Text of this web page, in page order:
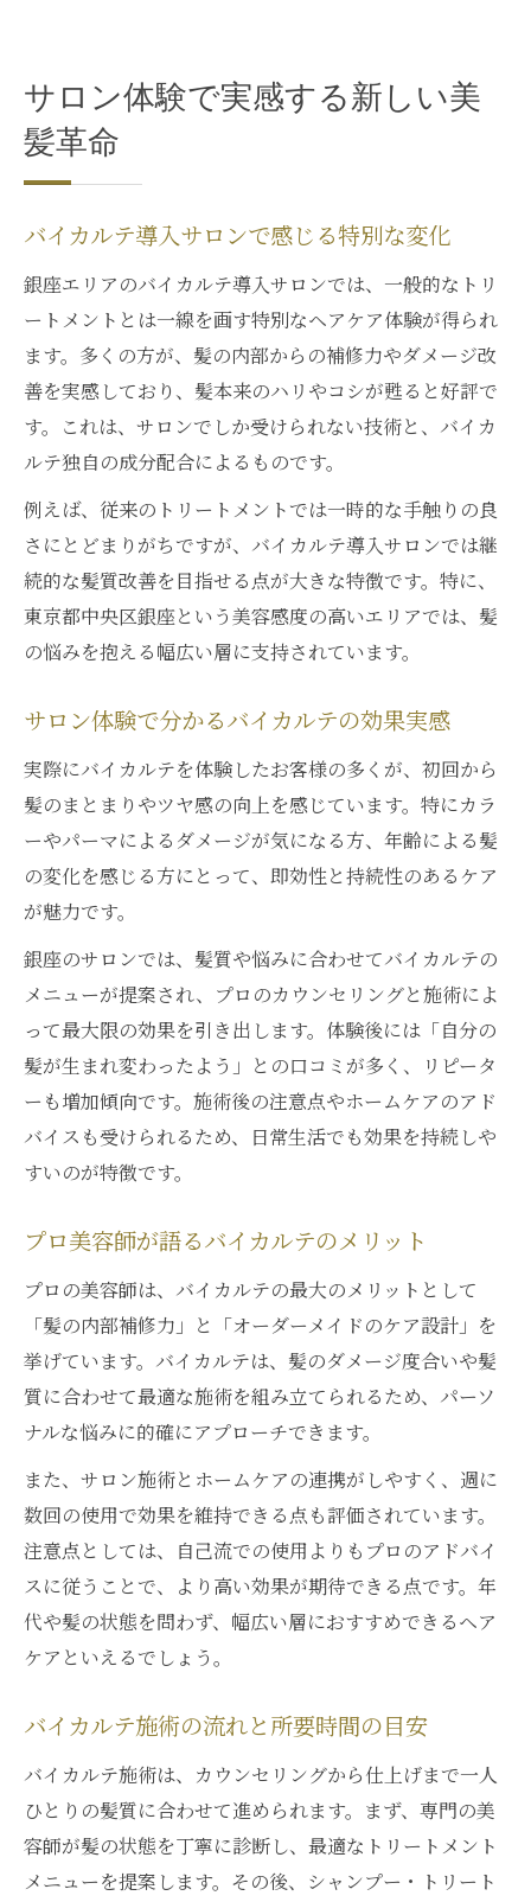
サロン体験で実感する新しい美
髪革命
バイカルテ導入サロンで感じる特別な変化
銀座エリアのバイカルテ導入サロンでは、一般的なトリ
ートメントとは一線を画す特別なヘアケア体験が得られ
ます。多くの方が、髪の内部からの補修力やダメージ改
善を実感しており、髪本来のハリやコシが甦ると好評で
す。これは、サロンでしか受けられない技術と、バイカ
ルテ独自の成分配合によるものです。
例えば、従来のトリートメントでは一時的な手触りの良
さにとどまりがちですが、バイカルテ導入サロンでは継
続的な髪質改善を目指せる点が大きな特徴です。特に、
東京都中央区銀座という美容感度の高いエリアでは、髪
の悩みを抱える幅広い層に支持されています。
サロン体験で分かるバイカルテの効果実感
実際にバイカルテを体験したお客様の多くが、初回から
髪のまとまりやツヤ感の向上を感じています。特にカラ
ーやパーマによるダメージが気になる方、年齢による髪
の変化を感じる方にとって、即効性と持続性のあるケア
が魅力です。
銀座のサロンでは、髪質や悩みに合わせてバイカルテの
メニューが提案され、プロのカウンセリングと施術によ
って最大限の効果を引き出します。体験後には「自分の
髪が生まれ変わったよう」との口コミが多く、リピータ
ーも増加傾向です。施術後の注意点やホームケアのアド
バイスも受けられるため、日常生活でも効果を持続しや
すいのが特徴です。
プロ美容師が語るバイカルテのメリット
プロの美容師は、バイカルテの最大のメリットとして
「髪の内部補修力」と「オーダーメイドのケア設計」を
挙げています。バイカルテは、髪のダメージ度合いや髪
質に合わせて最適な施術を組み立てられるため、パーソ
ナルな悩みに的確にアプローチできます。
また、サロン施術とホームケアの連携がしやすく、週に
数回の使用で効果を維持できる点も評価されています。
注意点としては、自己流での使用よりもプロのアドバイ
スに従うことで、より高い効果が期待できる点です。年
代や髪の状態を問わず、幅広い層におすすめできるヘア
ケアといえるでしょう。
バイカルテ施術の流れと所要時間の目安
バイカルテ施術は、カウンセリングから仕上げまで一人
ひとりの髪質に合わせて進められます。まず、専門の美
容師が髪の状態を丁寧に診断し、最適なトリートメント
メニューを提案します。その後、シャンプー・トリート